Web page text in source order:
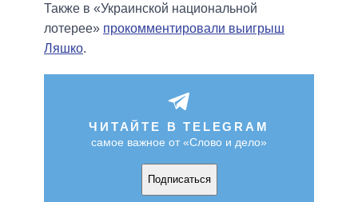
Также в «Украинской национальной
лотерее» прокомментировали выигрыш
Ляшко.
ЧИТАЙТЕ В TELEGRAM
самое важное от «Слово и дело»
Подписаться